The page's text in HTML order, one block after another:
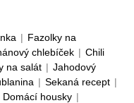
| Fazolky na
chlebíček | Chili
na salát | Jahodový
| Sekaná recept |
Domácí housky |